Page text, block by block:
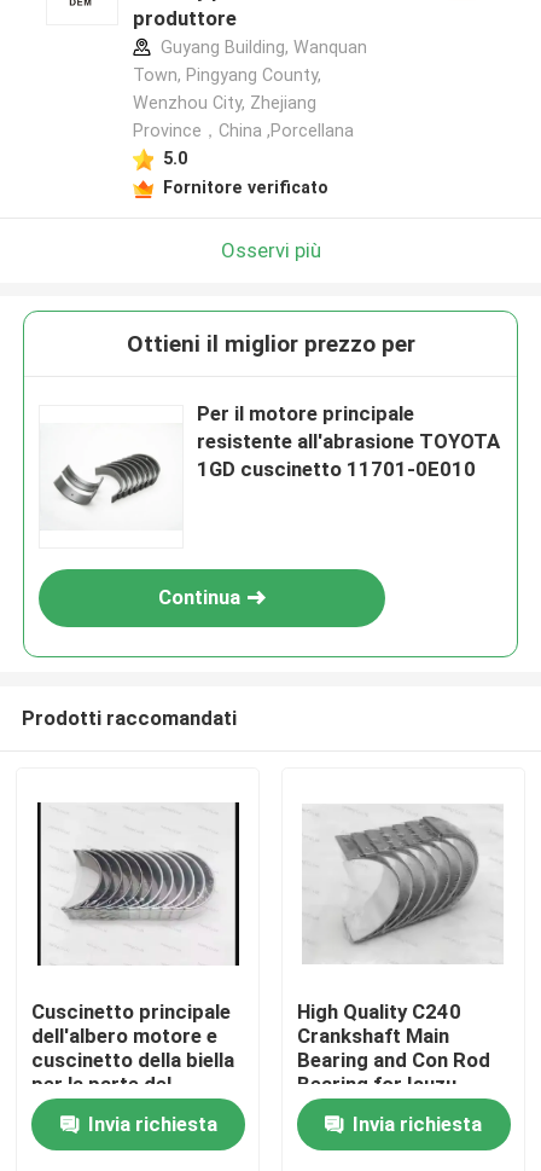
produttore
Guyang Building, Wanquan
Town, Pingyang County,
Wenzhou City, Zhejiang
Province，China ,Porcellana
5.0
Fornitore verificato
Osservi più
Ottieni il miglior prezzo per
Per il motore principale
resistente all'abrasione TOYOTA
1GD cuscinetto 11701-0E010
Continua
Prodotti raccomandati
Cuscinetto principale
dell'albero motore e
cuscinetto della biella
per la parte del
motore diesel del
motore 6D114
3950661 3945918
Invia richiesta
High Quality C240
Crankshaft Main
Bearing and Con Rod
Bearing for Isuzu
Motor Diesel Engine
Part
Invia richiesta